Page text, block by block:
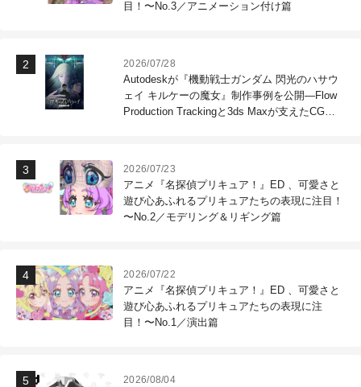
目！〜No.3／アニメーション付け篇
2026/07/28
Autodeskが『機動戦士ガンダム 閃光のハサウ
ェイ キルケーの魔女』制作事例を公開―Flow
Production Trackingと3ds Maxが支えたCG制
2026/07/23
アニメ『名探偵プリキュア！』ED 、可愛さと
遊び心あふれるプリキュアたちの表現に注目！
〜No.2／モデリング＆リギング篇
2026/07/22
アニメ『名探偵プリキュア！』ED 、可愛さと
遊び心あふれるプリキュアたちの表現に注
目！〜No.1／演出篇
2026/08/04